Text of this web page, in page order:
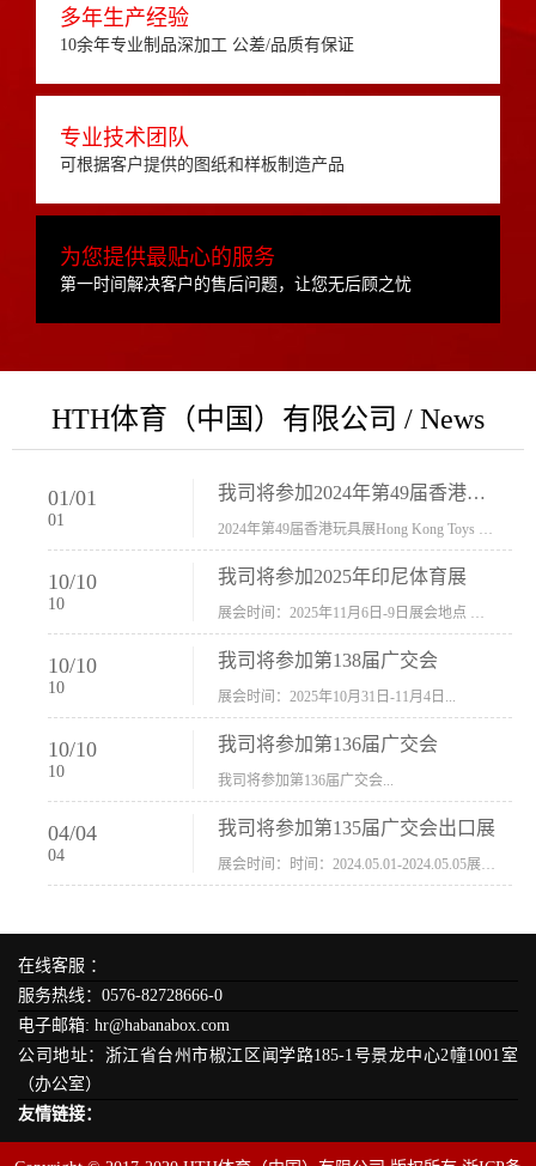
多年生产经验
10余年专业制品深加工 公差/品质有保证
专业技术团队
可根据客户提供的图纸和样板制造产品
为您提供最贴心的服务
第一时间解决客户的售后问题，让您无后顾之忧
HTH体育（中国）有限公司 / News
01/01
01
我司将参加2024年第49届香港玩具展Hong Kong Toys & Games Fair 欢迎新···
10/10
10
我司将参加2025年印尼体育展
10/10
10
我司将参加第138届广交会
展会时间：2025年10月31日-11月4日...
10/10
10
我司将参加第136届广交会
我司将参加第136届广交会...
04/04
04
我司将参加第135届广交会出口展
展会时间：时间：2024.05.01-2024.05.05展会地址：中国进出口商品交易会展馆福建康莱宝公司展位号12.1G37-38、H11-12，浙江康莱宝展位号17.1B23-24、C19-20...
在线客服 ：
服务热线：0576-82728666-0
电子邮箱: hr@habanabox.com
公司地址：浙江省台州市椒江区闻学路185-1号景龙中心2幢1001室
（办公室）
友情链接：